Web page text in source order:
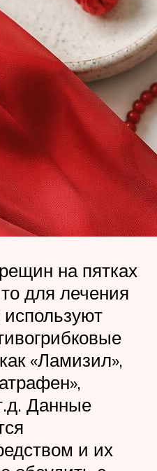
на пятках
для лечения
«Ламизил»,
Данные
и их